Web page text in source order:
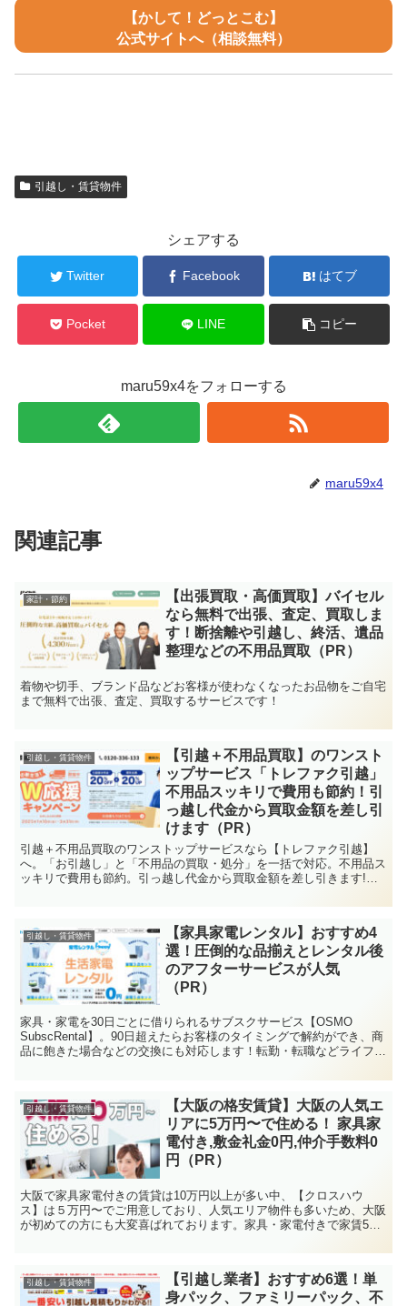
【かして！どっとこむ】
公式サイトへ（相談無料）
引越し・賃貸物件
シェアする
Twitter Facebook はてブ
Pocket LINE コピー
maru59x4をフォローする
maru59x4
関連記事
家計・節約
【出張買取・高価買取】バイセル
なら無料で出張、査定、買取しま
す！断捨離や引越し、終活、遺品
整理などの不用品買取（PR）
着物や切手、ブランド品などお客様が使わなくなったお品物をご自宅
まで無料で出張、査定、買取するサービスです！
引越し・賃貸物件
【引越＋不用品買取】のワンスト
ップサービス「トレファク引越」
不用品スッキリで費用も節約！引
っ越し代金から買取金額を差し引
けます（PR）
引越＋不用品買取のワンストップサービスなら【トレファク引越】
へ。「お引越し」と「不用品の買取・処分」を一括で対応。不用品ス
ッキリで費用も節約。引っ越し代金から買取金額を差し引きます!査
引越し・賃貸物件
【家具家電レンタル】おすすめ4
選！圧倒的な品揃えとレンタル後
のアフターサービスが人気
（PR）
家具・家電を30日ごとに借りられるサブスクサービス【OSMO
SubscRental】。90日超えたらお客様のタイミングで解約ができ、商
品に飽きた場合などの交換にも対応します！転勤・転職などライフス
引越し・賃貸物件
【大阪の格安賃貸】大阪の人気エ
リアに5万円〜で住める！ 家具家
電付き,敷金礼金0円,仲介手数料0
円（PR）
大阪で家具家電付きの賃貸は10万円以上が多い中、【クロスハウ
ス】は５万円〜でご用意しており、人気エリア物件も多いため、大阪
が初めての方にも大変喜ばれております。家具・家電付きで家賃5万
引越し・賃貸物件
【引越し業者】おすすめ6選！単
身パック、ファミリーパック、不